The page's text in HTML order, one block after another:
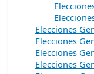
Elecciones
Elecciones
Elecciones
Elecciones